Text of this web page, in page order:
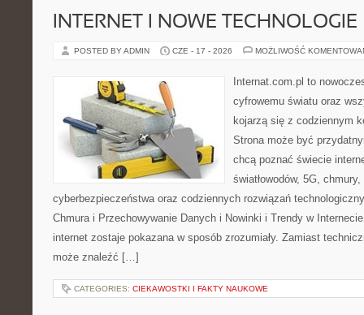
INTERNET I NOWE TECHNOLOGIE
POSTED BY ADMIN CZE - 17 - 2026 MOŻLIWOŚĆ
Internat.com.pl to
cyfrowemu światu oraz
kojarzą się z codziennym
Strona może być
chcą poznać świecie
światłowodów, 5G,
cyberbezpieczeństwa oraz codziennych rozwiązań
Chmura i Przechowywanie Danych i Nowinki i Trendy w
internet zostaje pokazana w sposób zrozumiały. Zamiast
może znaleźć […]
CATEGORIES: CIEKAWOSTKI I FAKTY NAUKOWE